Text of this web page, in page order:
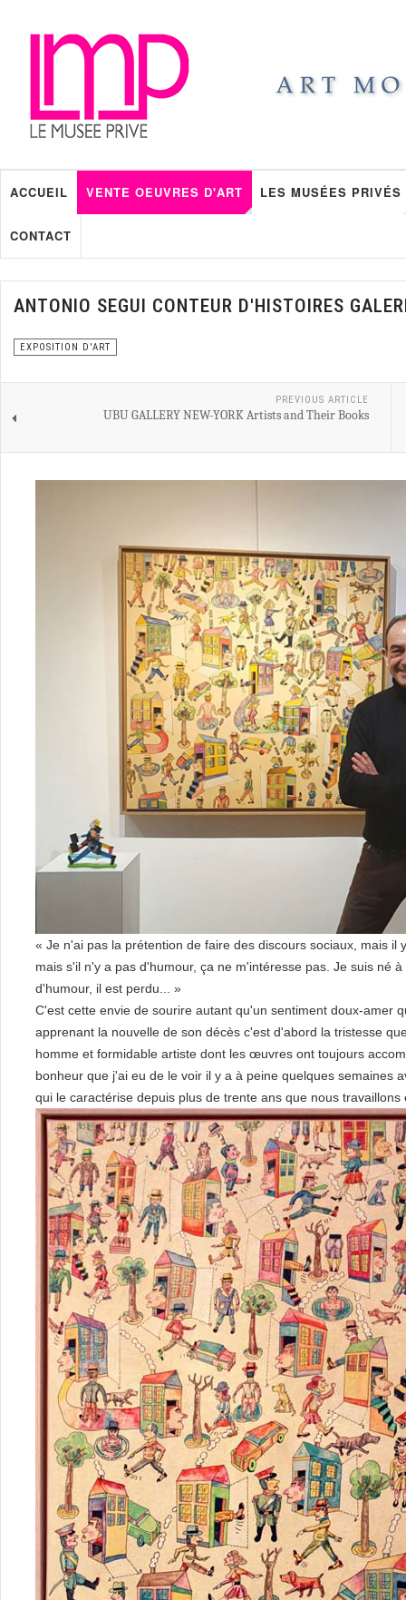
ACCUEIL VENTE OEUVRES D'ART LES MUSÉES PRIVÉS
CONTACT
ANTONIO SEGUI CONTEUR D'HISTOIRES
EXPOSITION D'ART
PREVIOUS ARTICLE
UBU GALLERY NEW-YORK Artists and Their Books
« Je n'ai pas la prétention de faire des discours sociaux, mais
mais s'il n'y a pas d'humour, ça ne m'intéresse pas. Je suis né
d'humour, il est perdu... »
C'est cette envie de sourire autant qu'un sentiment doux-amer
apprenant la nouvelle de son décès c'est d'abord la tristesse
homme et formidable artiste dont les œuvres ont toujours
bonheur que j'ai eu de le voir il y a à peine quelques semaines
qui le caractérise depuis plus de trente ans que nous travaillons